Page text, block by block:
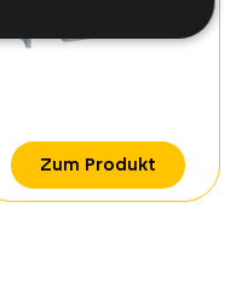
Zum Produkt